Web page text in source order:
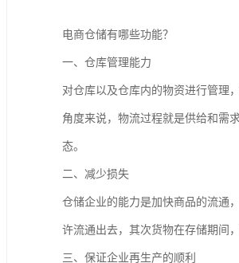
电商仓储有哪些功能？
一、仓库管理能力
对仓库以及仓库内的物资进行管理
角度来说，物流过程就是供给和需
态。
二、减少损失
仓储企业的能力是加快商品的流通
许流通出去，其次货物在存储期间
三、保证企业再生产的顺利